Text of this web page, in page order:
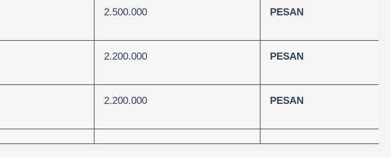
2.500.000 PESAN
2.200.000 PESAN
2.200.000 PESAN